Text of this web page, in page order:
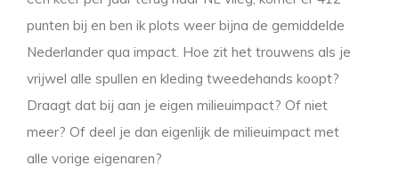
punten bij en ben ik plots weer bijna de gemiddelde
Nederlander qua impact. Hoe zit het trouwens als je
vrijwel alle spullen en kleding tweedehands koopt?
Draagt dat bij aan je eigen milieuimpact? Of niet
meer? Of deel je dan eigenlijk de milieuimpact met
alle vorige eigenaren?